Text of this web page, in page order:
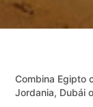
Combina Egipto
Jordania, Dubái